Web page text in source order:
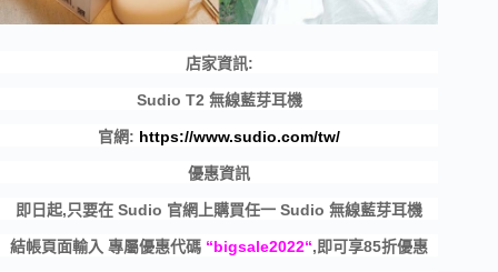
店家資訊:
Sudio T2 無線藍芽耳機
官網: https://www.sudio.com/tw/
優惠資訊
即日起,只要在 Sudio 官網上購買任一 Sudio 無線藍芽耳機
結帳頁面輸入 專屬優惠代碼 “bigsale2022“,即可享85折優惠